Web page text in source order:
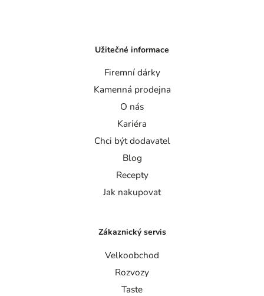
Užitečné informace
Firemní dárky
Kamenná prodejna
O nás
Kariéra
Chci být dodavatel
Blog
Recepty
Jak nakupovat
Zákaznický servis
Velkoobchod
Rozvozy
Taste